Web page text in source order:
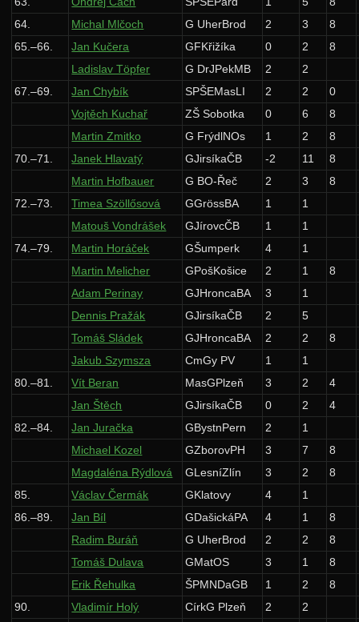
64.
Michal Mlčoch G UherBrod 2 3
8
65.–66.
Jan Kučera GFKřižíka 0 2
8
Ladislav Töpfer
G DrJPekMB 2
2
67.–69.
Jan Chybík SPŠEMasLI 2 2
0
Vojtěch Kuchař
ZŠ Sobotka 0 6
8
Martin Zmitko
G FrýdlNOs 1 2
8
70.–71.
Janek Hlavatý GJirsíkaČB -2 11
8
Martin Hofbauer
G BO-Řeč 2 3
8
72.–73.
Timea Szöllősová GGrössBA 1
1
Matouš Vondrášek
GJírovcČB 1
1
74.–79.
Martin Horáček GŠumperk 4
1
Martin Melicher
GPošKošice 2 1
8
Adam Perinay
GJHroncaBA 3
1
Dennis Pražák
GJirsíkaČB 2
5
Tomáš Sládek
GJHroncaBA 2 2
8
Jakub Szymsza
CmGy PV 1
1
80.–81.
Vít Beran MasGPlzeň 3 2
4
Jan Štěch
GJirsíkaČB 0 2
4
82.–84.
Jan Juračka GBystnPern 2
1
Michael Kozel
GZborovPH 3 7
8
Magdaléna Rýdlová
GLesníZlín 3 2
8
85.
Václav Čermák GKlatovy 4
1
86.–89.
Jan Bíl GDašickáPA 4 1
8
Radim Buráň
G UherBrod 2 2
8
Tomáš Dulava
GMatOS 3 1
8
Erik Řehulka
ŠPMNDaGB 1 2
8
90.
Vladimír Holý CírkG Plzeň 2
2